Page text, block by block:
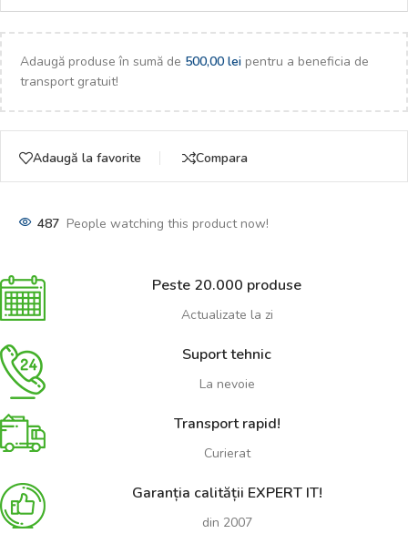
Adaugă produse în sumă de 500,00 lei pentru a beneficia de
transport gratuit!
Adaugă la favorite Compara
487 People watching this product now!
Peste 20.000 produse
Actualizate la zi
Suport tehnic
La nevoie
Transport rapid!
Curierat
Garanția calității EXPERT IT!
din 2007